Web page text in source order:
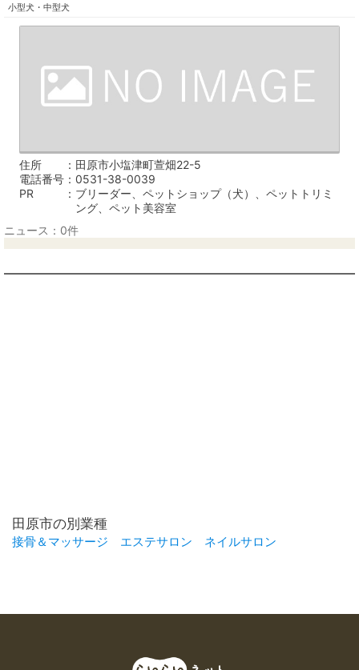
小型犬・中型犬
住所
田原市小塩津町萱畑22-5
電話番号
0531-38-0039
PR
ブリーダー、ペットショップ（犬）、ペットトリミ
ング、ペット美容室
ニュース：0件
田原市の別業種
接骨＆マッサージ エステサロン ネイルサロン